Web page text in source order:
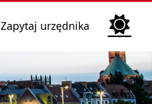
Zapytaj urzędnika Biura